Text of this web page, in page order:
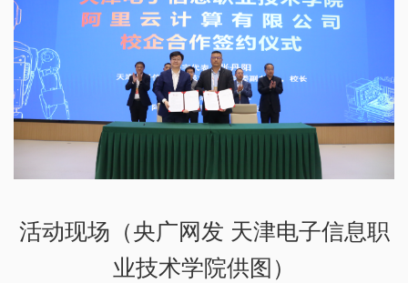
活动现场（央广网发 天津电子信息职
业技术学院供图）